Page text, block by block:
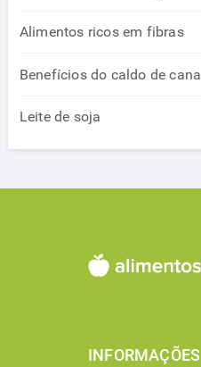
Alimentos ricos em fibras
Benefícios do caldo de cana
Leite de soja
INFORMAÇÕES